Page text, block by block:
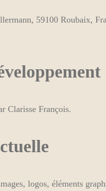
59100 Roubaix,
Clarisse François.
logos, éléments